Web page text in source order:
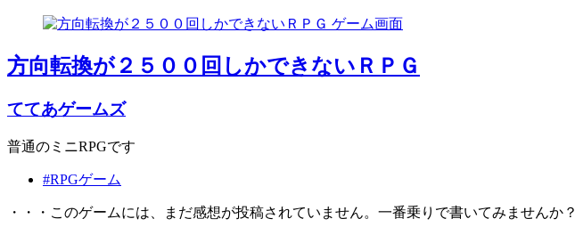
方向転換が２５００回しかできないＲＰＧ
ててあゲームズ
普通のミニRPGです
#RPGゲーム
・・・このゲームには、まだ感想が投稿されていません。一番乗りで書いてみませんか？